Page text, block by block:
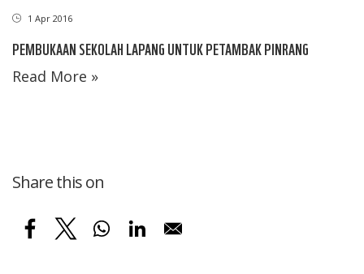
1 Apr 2016
PEMBUKAAN SEKOLAH LAPANG UNTUK PETAMBAK PINRANG
Read More »
Share this on